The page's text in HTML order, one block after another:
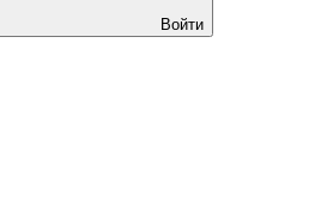
Войти